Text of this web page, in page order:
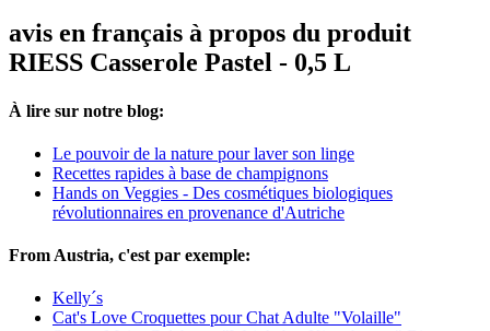
avis en français à propos du produit
RIESS Casserole Pastel - 0,5 L
À lire sur notre blog:
Le pouvoir de la nature pour laver son linge
Recettes rapides à base de champignons
Hands on Veggies - Des cosmétiques biologiques
révolutionnaires en provenance d'Autriche
From Austria, c'est par exemple:
Kelly´s
Cat's Love Croquettes pour Chat Adulte "Volaille"